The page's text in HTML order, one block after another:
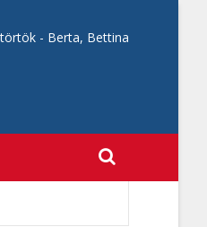
- Berta, Bettina